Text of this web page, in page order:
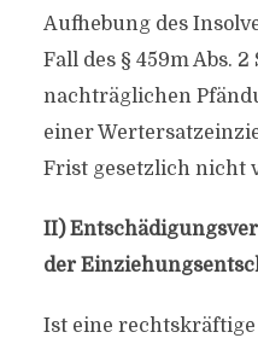
Aufhebung des
Fall des § 459m Abs. 2
nachträglichen
einer
Frist gesetzlich nicht
II)
der
Ist eine